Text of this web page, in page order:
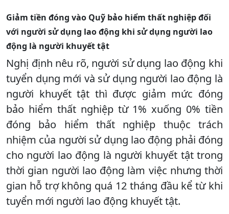
Giảm tiền đóng vào Quỹ bảo hiểm thất nghiệp đối
với người sử dụng lao động khi sử dụng người lao
động là người khuyết tật
Nghị định nêu rõ, người sử dụng lao động khi
tuyển dụng mới và sử dụng người lao động là
người khuyết tật thì được giảm mức đóng
bảo hiểm thất nghiệp từ 1% xuống 0% tiền
đóng bảo hiểm thất nghiệp thuộc trách
nhiệm của người sử dụng lao động phải đóng
cho người lao động là người khuyết tật trong
thời gian người lao động làm việc nhưng thời
gian hỗ trợ không quá 12 tháng đầu kể từ khi
tuyển mới người lao động khuyết tật.